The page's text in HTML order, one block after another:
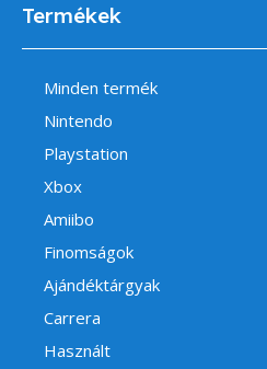
Termékek
Minden termék
Nintendo
Playstation
Xbox
Amiibo
Finomságok
Ajándéktárgyak
Carrera
Használt